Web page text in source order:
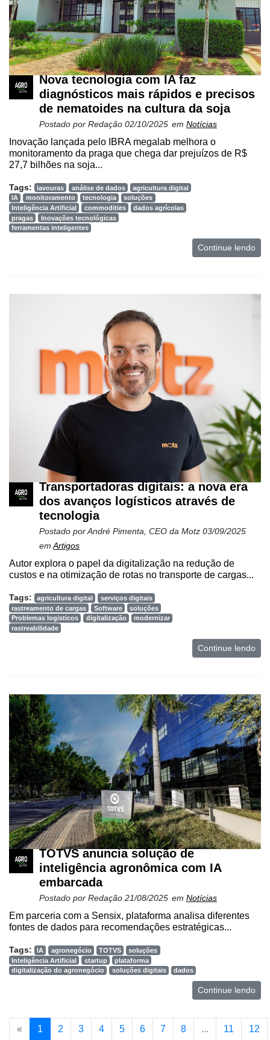
Nova tecnologia com IA faz
diagnósticos mais rápidos e precisos
de nematoides na cultura da soja
Postado por Redação 02/10/2025 em Notícias
Inovação lançada pelo IBRA megalab melhora o
monitoramento da praga que chega dar prejuízos de R$
27,7 bilhões na soja...
Tags: lavouras análise de dados
agricultura digital
IA
monitoramento tecnologia
soluções
Inteligência Artificial
commodities
dados agrícolas
pragas
Inovações tecnológicas
ferramentas inteligentes
Continue lendo
Transportadoras digitais: a nova era
dos avanços logísticos através de
tecnologia
Postado porAndré Pimenta, CEO da Motz 03/09/2025
em Artigos
Autor explora o papel da digitalização na redução de
custos e na otimização de rotas no transporte de cargas...
Tags: agricultura digital
serviços digitais
rastreamento de cargas
Software
soluções
Problemas logisticos
digitalização
modernizar
rastreabilidade
Continue lendo
TOTVS anuncia solução de
inteligência agronômica com IA
embarcada
Postado por Redação 21/08/2025 em Notícias
Em parceria com a Sensix, plataforma analisa diferentes
fontes de dados para recomendações estratégicas...
Tags: IA agronegócio TOTVS
soluções
Inteligência Artificial
startup
plataforma
digitalização do agronegócio
soluções digitais dados
Continue lendo
« 1 2 3 4 5 6 7 8 ... 11 12